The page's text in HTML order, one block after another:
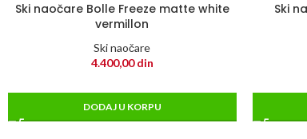
Ski naočare Bolle Freeze matte white
vermillon
Ski naočare
4.400,00din
DODAJ U KORPU
Ski